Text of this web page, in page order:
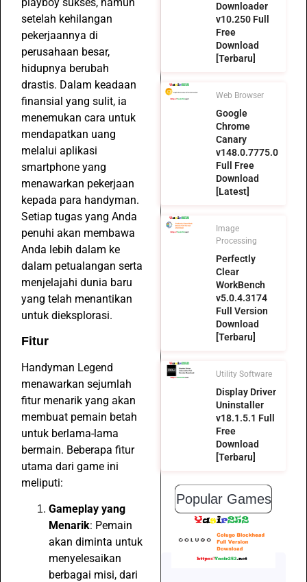
setelah kehilangan
pekerjaannya di
perusahaan besar,
hidupnya berubah
drastis. Dalam keadaan
finansial yang sulit, ia
menemukan cara untuk
mendapatkan uang
melalui aplikasi
smartphone yang
menawarkan pekerjaan
kepada para handyman.
Setiap tugas yang Anda
penuhi akan membawa
Anda lebih dalam ke
dalam petualangan serta
menjelajahi dunia baru
yang telah menantikan
untuk dieksplorasi.
Fitur
Handyman Legend
menawarkan sejumlah
fitur menarik yang akan
membuat pemain betah
untuk berlama-lama
bermain. Beberapa fitur
utama dari game ini
meliputi:
Gameplay yang
Menarik: Pemain
akan diminta untuk
menyelesaikan
berbagai misi, dari
Downloader
v10.250 Full
Free
Download
[Terbaru]
Web Browser
Google
Chrome
Canary
v148.0.7775.0
Full Free
Download
[Latest]
Image
Processing
Perfectly
Clear
WorkBench
v5.0.4.3174
Full Version
Download
[Terbaru]
Utility Software
Display Driver
Uninstaller
v18.1.5.1 Full
Free
Download
[Terbaru]
Popular Games